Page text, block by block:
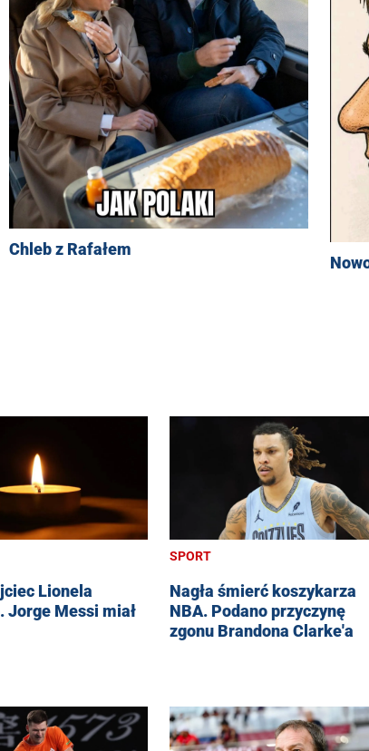
Chleb z Rafałem
Lionela
Jorge Messi miał
SPORT
Nagła śmierć koszykarza
NBA. Podano przyczynę
zgonu Brandona Clarke'a